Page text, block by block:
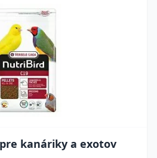
kanáriky a exotov